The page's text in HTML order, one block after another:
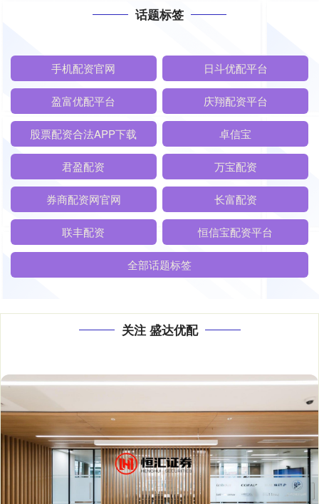
话题标签
手机配资官网 日斗优配平台
盈富优配平台 庆翔配资平台
股票配资合法APP下载 卓信宝
君盈配资 万宝配资
券商配资网官网 长富配资
联丰配资 恒信宝配资平台
全部话题标签
关注 盛达优配